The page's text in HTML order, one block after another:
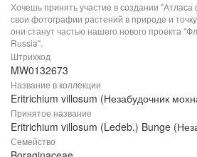
Хочешь принять участие в создании
свои фотографии растений в природе и
они станут частью нашего нового проекта
Russia".
Штрихкод
MW0132673
Название в коллекции
Eritrichium villosum (Незабудочник
Принятое название
Eritrichium villosum (Ledeb.) Bunge
Семейство